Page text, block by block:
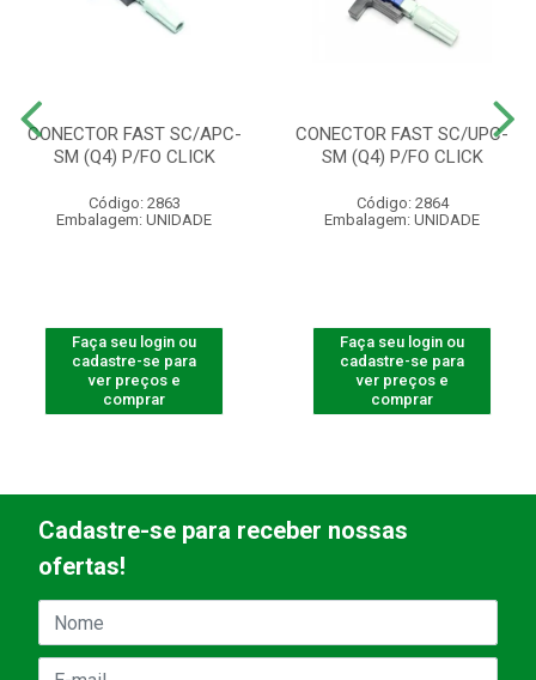
CONECTOR FAST SC/APC-
SM (Q4) P/FO CLICK
Código: 2863
Embalagem: UNIDADE
Faça seu login ou
cadastre-se para
ver preços e
comprar
CONECTOR FAST SC/UPC-
SM (Q4) P/FO CLICK
Código: 2864
Embalagem: UNIDADE
Faça seu login ou
cadastre-se para
ver preços e
comprar
Cadastre-se para receber nossas
ofertas!